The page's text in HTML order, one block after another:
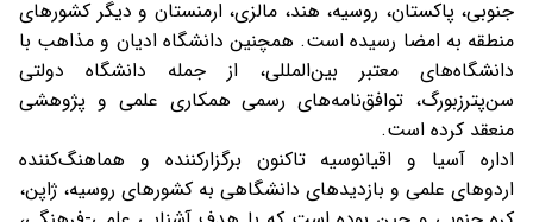
جنوبی، پاکستان، روسیه، هند، مالزی، ارمنستان و دیگر کشورهای
منطقه به امضا رسیده است. همچنین دانشگاه ادیان و مذاهب با
دانشگاه‌های معتبر بین‌المللی، از جمله دانشگاه دولتی
سن‌پترزبورگ، توافق‌نامه‌های رسمی همکاری علمی و پژوهشی
منعقد کرده است.
اداره آسیا و اقیانوسیه تاکنون برگزارکننده و هماهنگ‌کننده
اردوهای علمی و بازدیدهای دانشگاهی به کشورهای روسیه، ژاپن،